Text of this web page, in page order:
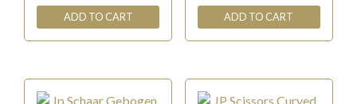
ADD TO CART ADD TO CART